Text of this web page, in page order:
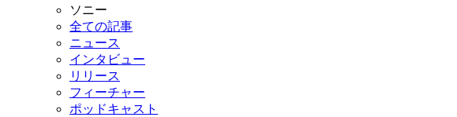
ソニー
全ての記事
ニュース
インタビュー
リリース
フィーチャー
ポッドキャスト